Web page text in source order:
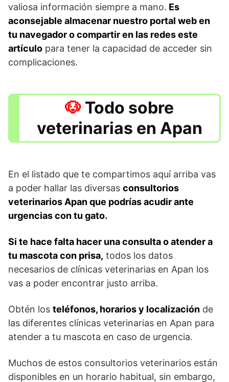
valiosa información siempre a mano. Es
aconsejable almacenar nuestro portal web en
tu navegador o compartir en las redes este
artículo para tener la capacidad de acceder sin
complicaciones.
Todo sobre
veterinarias en Apan
En el listado que te compartimos aquí arriba vas
a poder hallar las diversas consultorios
veterinarios Apan que podrías acudir ante
urgencias con tu gato.
Si te hace falta hacer una consulta o atender a
tu mascota con prisa, todos los datos
necesarios de clínicas veterinarias en Apan los
vas a poder encontrar justo arriba.
Obtén los teléfonos, horarios y localización de
las diferentes clínicas veterinarias en Apan para
atender a tu mascota en caso de urgencia.
Muchos de estos consultorios veterinarios están
disponibles en un horario habitual, sin embargo,